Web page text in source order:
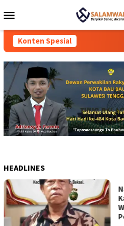
ke
Mobile
Konten Spesial
HEADLINES